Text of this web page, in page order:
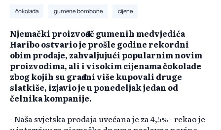
čokolada gumene bombone cijene
Njemački proizvođač gumenih medvjedića
Haribo ostvario je prošle godine rekordni
obim prodaje, zahvaljujući popularnim novim
proizvodima, ali i visokim cijenama čokolade
zbog kojih su građani više kupovali druge
slatkiše, izjavio je u ponedeljak jedan od
čelnika kompanije.
- Naša svjetska prodaja uvećana je za 4,5% - rekao je